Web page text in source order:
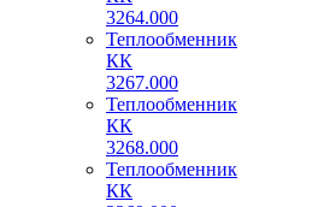
3264.000
Теплообменник
КК
3267.000
Теплообменник
КК
3268.000
Теплообменник
КК